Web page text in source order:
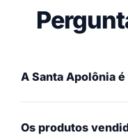
A Santa Apolônia
Os produtos